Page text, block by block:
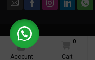
Account
0
Cart
© 2024 Aljawad côte
Termes et conditions